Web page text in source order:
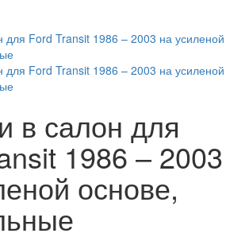
в салон для
1986 – 2003
основе,